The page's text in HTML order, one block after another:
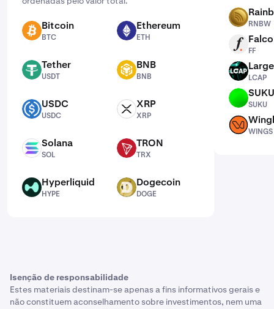
BTC Bitcoin
BTC
ETH Ethereum
ETH
USDT Tether
USDT
BNB BNB
BNB
USDC USDC
USDC
XRP XRP
XRP
SOL Solana
SOL
TRX TRON
TRX
HYPE Hyperliquid
HYPE
DOGE Dogecoin
DOGE
RNBW
RNBW
FF
FF
LCAP
LCAP
SUKU
SUKU
WINGS
WINGS
Isenção de responsabilidade
Estes materiais destinam-se apenas a fins informativos gerais e
não constituem aconselhamento sobre investimentos, nem uma